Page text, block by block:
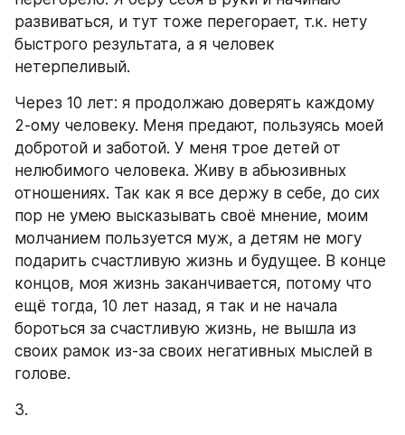
развиваться, и тут тоже перегорает, т.к. нету
быстрого результата, а я человек
нетерпеливый.
Через 10 лет: я продолжаю доверять каждому
2-ому человеку. Меня предают, пользуясь моей
добротой и заботой. У меня трое детей от
нелюбимого человека. Живу в абьюзивных
отношениях. Так как я все держу в себе, до сих
пор не умею высказывать своё мнение, моим
молчанием пользуется муж, а детям не могу
подарить счастливую жизнь и будущее. В конце
концов, моя жизнь заканчивается, потому что
ещё тогда, 10 лет назад, я так и не начала
бороться за счастливую жизнь, не вышла из
своих рамок из-за своих негативных мыслей в
голове.
3.